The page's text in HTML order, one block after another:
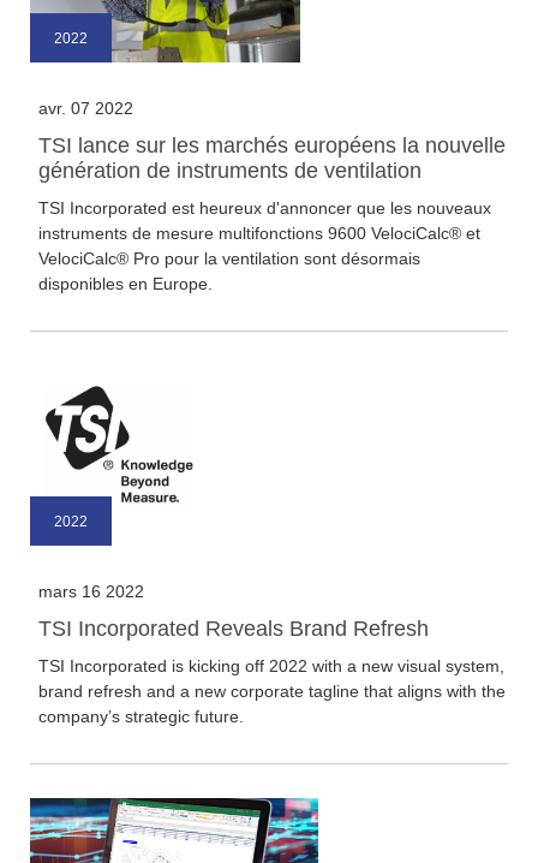
2022
avr. 07 2022
TSI lance sur les marchés européens la nouvelle
génération de instruments de ventilation
TSI Incorporated est heureux d'annoncer que les nouveaux
instruments de mesure multifonctions 9600 VelociCalc® et
VelociCalc® Pro pour la ventilation sont désormais
disponibles en Europe.
2022
mars 16 2022
TSI Incorporated Reveals Brand Refresh
TSI Incorporated is kicking off 2022 with a new visual system,
brand refresh and a new corporate tagline that aligns with the
company’s strategic future.